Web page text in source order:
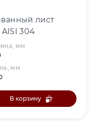
лист
304
ММ
ММ
В корзину